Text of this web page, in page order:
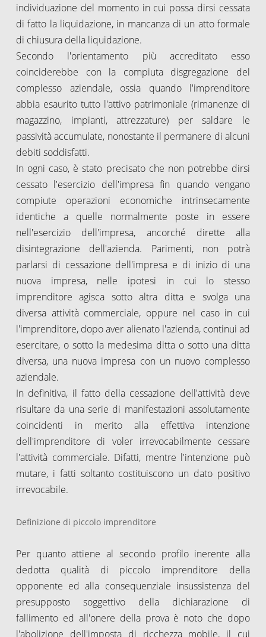
individuazione del momento in cui possa dirsi cessata
di fatto la liquidazione, in mancanza di un atto formale
di chiusura della liquidazione.
Secondo l'orientamento più accreditato esso
coinciderebbe con la compiuta disgregazione del
complesso aziendale, ossia quando l'imprenditore
abbia esaurito tutto l'attivo patrimoniale (rimanenze di
magazzino, impianti, attrezzature) per saldare le
passività accumulate, nonostante il permanere di alcuni
debiti soddisfatti.
In ogni caso, è stato precisato che non potrebbe dirsi
cessato l'esercizio dell'impresa fin quando vengano
compiute operazioni economiche intrinsecamente
identiche a quelle normalmente poste in essere
nell'esercizio dell'impresa, ancorché dirette alla
disintegrazione dell'azienda. Parimenti, non potrà
parlarsi di cessazione dell'impresa e di inizio di una
nuova impresa, nelle ipotesi in cui lo stesso
imprenditore agisca sotto altra ditta e svolga una
diversa attività commerciale, oppure nel caso in cui
l'imprenditore, dopo aver alienato l'azienda, continui ad
esercitare, o sotto la medesima ditta o sotto una ditta
diversa, una nuova impresa con un nuovo complesso
aziendale.
In definitiva, il fatto della cessazione dell'attività deve
risultare da una serie di manifestazioni assolutamente
coincidenti in merito alla effettiva intenzione
dell'imprenditore di voler irrevocabilmente cessare
l'attività commerciale. Difatti, mentre l'intenzione può
mutare, i fatti soltanto costituiscono un dato positivo
irrevocabile.
Definizione di piccolo imprenditore
Per quanto attiene al secondo profilo inerente alla
dedotta qualità di piccolo imprenditore della
opponente ed alla consequenziale insussistenza del
presupposto soggettivo della dichiarazione di
fallimento ed all'onere della prova è noto che dopo
l'abolizione dell'imposta di ricchezza mobile, il cui